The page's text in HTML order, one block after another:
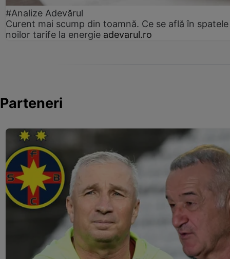
#Analize Adevărul
Curent mai scump din toamnă. Ce se află în spatele
noilor tarife la energie adevarul.ro
Parteneri